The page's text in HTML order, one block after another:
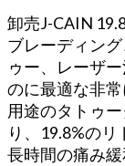
ィ
ン
グ/
タ
ト
ゥ
ー/
卸売J-CAIN
ブレーディン
ゥー、レーザ
のに最適な非
用途のタトゥ
り、19.8%のリ
長時間の痛み緩